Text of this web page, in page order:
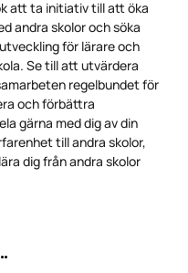
att ta initiativ till att öka
andra skolor och söka
för lärare och
Se till att utvärdera
regelbundet för
och förbättra
gärna med dig av din
till andra skolor,
dig från andra skolor